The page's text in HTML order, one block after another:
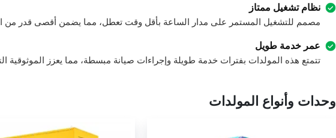
نظام تشغيل ممتاز
مصمم للتشغيل المستمر على مدار الساعة بأقل وقت تعطل، مما يضمن أقصى قدر من
عمر خدمة طويل
تتمتع هذه المولدات بفترات خدمة طويلة وإجراءات صيانة مبسطة، مما يعزز الموثوقية
وحدات وأنواع المولدات